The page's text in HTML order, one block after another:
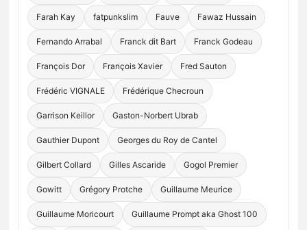
Farah Kay fatpunkslim Fauve Fawaz Hussain
Fernando Arrabal Franck dit Bart Franck Godeau
François Dor François Xavier Fred Sauton
Frédéric VIGNALE Frédérique Checroun
Garrison Keillor Gaston-Norbert Ubrab
Gauthier Dupont Georges du Roy de Cantel
Gilbert Collard Gilles Ascaride Gogol Premier
Gowitt Grégory Protche Guillaume Meurice
Guillaume Moricourt Guillaume Prompt aka Ghost 100